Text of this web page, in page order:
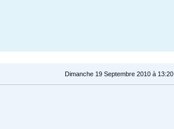
Dimanche 19 Septembre 2010 à 13:20